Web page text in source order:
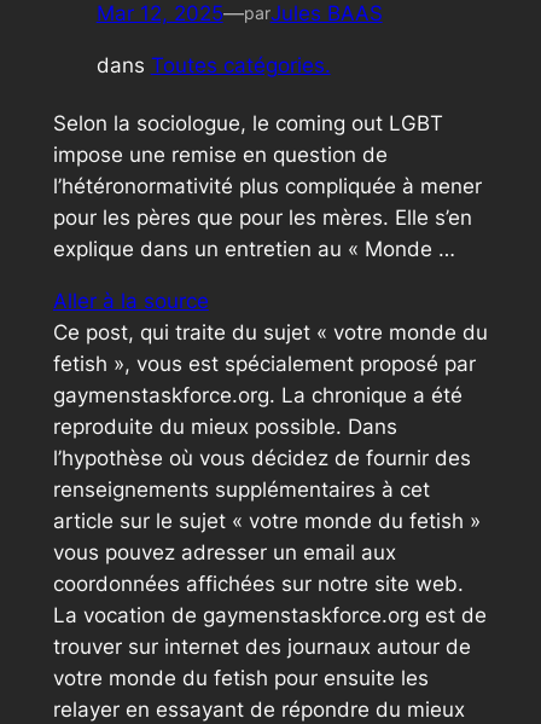
Mar 12, 2025—parJules BAAS
dans Toutes catégories.
Selon la sociologue, le coming out LGBT
impose une remise en question de
l’hétéronormativité plus compliquée à mener
pour les pères que pour les mères. Elle s’en
explique dans un entretien au « Monde …
Aller à la source
Ce post, qui traite du sujet « votre monde du
fetish », vous est spécialement proposé par
gaymenstaskforce.org. La chronique a été
reproduite du mieux possible. Dans
l’hypothèse où vous décidez de fournir des
renseignements supplémentaires à cet
article sur le sujet « votre monde du fetish »
vous pouvez adresser un email aux
coordonnées affichées sur notre site web.
La vocation de gaymenstaskforce.org est de
trouver sur internet des journaux autour de
votre monde du fetish pour ensuite les
relayer en essayant de répondre du mieux